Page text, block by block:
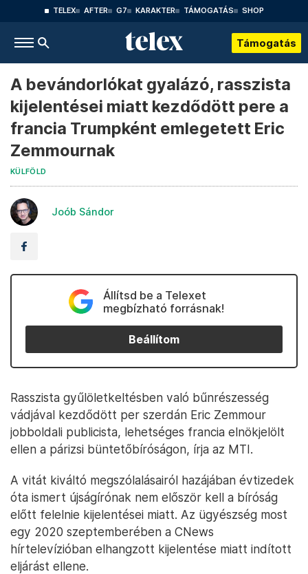
TELEX AFTER G7 KARAKTER TÁMOGATÁS SHOP
Támogatás
A bevándorlókat gyalázó, rasszista
kijelentései miatt kezdődött pere a
francia Trumpként emlegetett Eric
Zemmournak
KÜLFÖLD
Joób Sándor
Állítsd be a Telexet
megbízható forrásnak!
Beállítom
Rasszista gyűlöletkeltésben való bűnrészesség
vádjával kezdődött per szerdán Eric Zemmour
jobboldali publicista, lehetséges francia elnökjelölt
ellen a párizsi büntetőbíróságon, írja az MTI.
A vitát kiváltó megszólalásairól hazájában évtizedek
óta ismert újságírónak nem először kell a bíróság
előtt felelnie kijelentései miatt. Az ügyészség most
egy 2020 szeptemberében a CNews
hírtelevízióban elhangzott kijelentése miatt indított
eljárást ellene.